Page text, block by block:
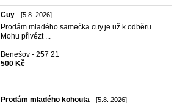
Cuy - [5.8. 2026]
Prodám mladého samečka cuy.je už k odběru.
Mohu přivézt ...
Benešov - 257 21
500 Kč
Prodám mladého kohouta - [5.8. 2026]